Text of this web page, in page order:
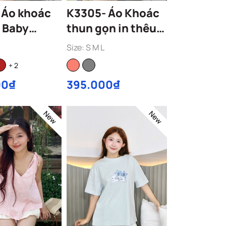
+ 2
K3305- Áo Khoác
thun gọn in thêu
thiên thần photos
Size: S M L
395.000₫
New New